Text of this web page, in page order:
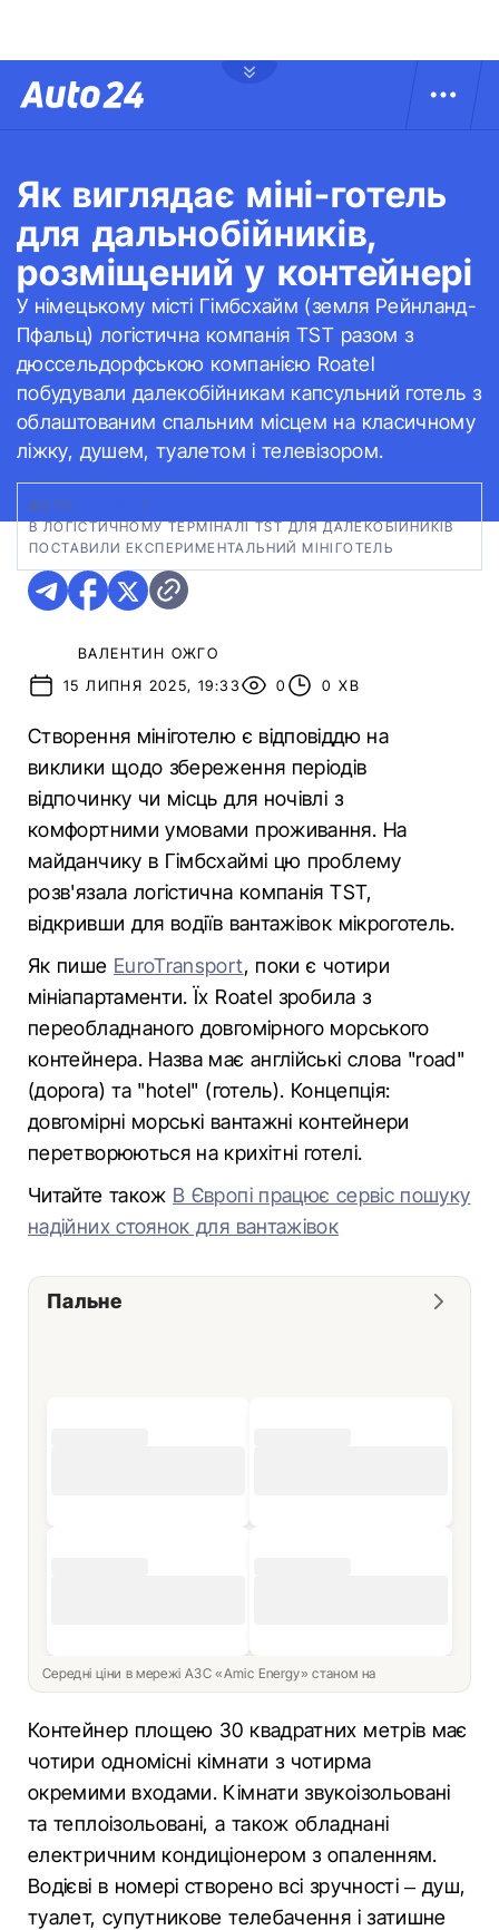
Як виглядає міні-готель
для дальнобійників,
розміщений у контейнері
У німецькому місті Гімбсхайм (земля Рейнланд-
Пфальц) логістична компанія TST разом з
дюссельдорфською компанією Roatel
побудували далекобійникам капсульний готель з
облаштованим спальним місцем на класичному
ліжку, душем, туалетом і телевізором.
ФОТО:
В ЛОГІСТИЧНОМУ ТЕРМІНАЛІ TST ДЛЯ ДАЛЕКОБІЙНИКІВ
ПОСТАВИЛИ ЕКСПЕРИМЕНТАЛЬНИЙ МІНІГОТЕЛЬ
ВАЛЕНТИН ОЖГО
15 ЛИПНЯ 2025, 19:33
0 0 ХВ
Створення мініготелю є відповіддю на
виклики щодо збереження періодів
відпочинку чи місць для ночівлі з
комфортними умовами проживання. На
майданчику в Гімбсхаймі цю проблему
розв'язала логістична компанія TST,
відкривши для водіїв вантажівок мікроготель.
Як пише EuroTransport, поки є чотири
мініапартаменти. Їх Roatel зробила з
переобладнаного довгомірного морського
контейнера. Назва має англійські слова "road"
(дорога) та "hotel" (готель). Концепція:
довгомірні морські вантажні контейнери
перетворюються на крихітні готелі.
Читайте також В Європі працює сервіс пошуку
надійних стоянок для вантажівок
Пальне
Середні ціни в мережі АЗС «Amic Energy» станом на
Контейнер площею 30 квадратних метрів має
чотири одномісні кімнати з чотирма
окремими входами. Кімнати звукоізольовані
та теплоізольовані, а також обладнані
електричним кондиціонером з опаленням.
Водієві в номері створено всі зручності – душ,
туалет, супутникове телебачення і затишне